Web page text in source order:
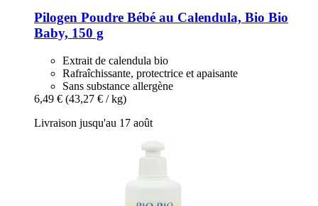
Pilogen Poudre Bébé au Calendula, Bio Bio
Baby, 150 g
Extrait de calendula bio
Rafraîchissante, protectrice et apaisante
Sans substance allergène
6,49 € (43,27 € / kg)
Livraison jusqu'au 17 août